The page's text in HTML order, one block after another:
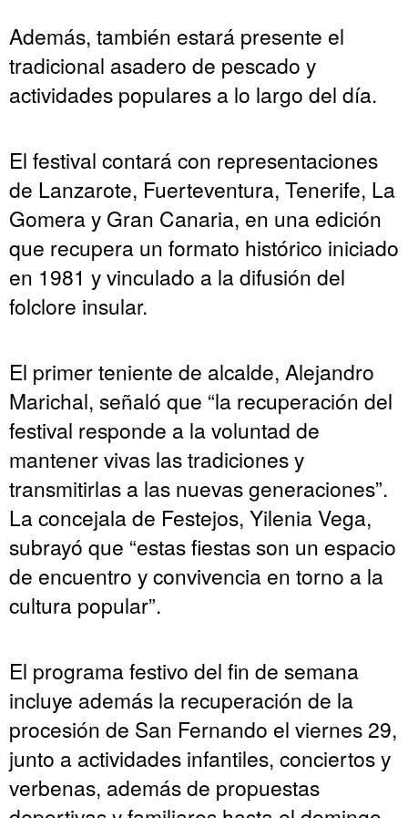
Además, también estará presente el
tradicional asadero de pescado y
actividades populares a lo largo del día.
El festival contará con representaciones
de Lanzarote, Fuerteventura, Tenerife, La
Gomera y Gran Canaria, en una edición
que recupera un formato histórico iniciado
en 1981 y vinculado a la difusión del
folclore insular.
El primer teniente de alcalde, Alejandro
Marichal, señaló que “la recuperación del
festival responde a la voluntad de
mantener vivas las tradiciones y
transmitirlas a las nuevas generaciones”.
La concejala de Festejos, Yilenia Vega,
subrayó que “estas fiestas son un espacio
de encuentro y convivencia en torno a la
cultura popular”.
El programa festivo del fin de semana
incluye además la recuperación de la
procesión de San Fernando el viernes 29,
junto a actividades infantiles, conciertos y
verbenas, además de propuestas